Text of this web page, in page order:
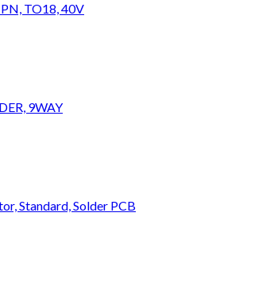
TO18, 40V
9WAY
Standard, Solder PCB